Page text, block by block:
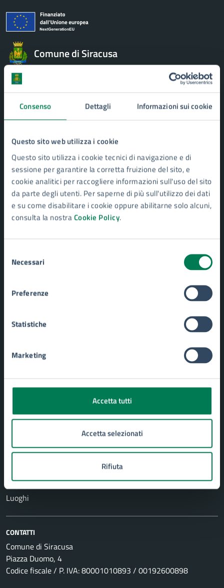
Consenso Dettagli Informazioni sui cookie
Questo sito web utilizza i cookie
Questo sito utilizza i cookie tecnici di navigazione e di
sessione per garantire la corretta fruizione del sito, e
cookie analitici per raccogliere informazioni sull'uso del sito
da parte degli utenti. Per saperne di più sull'utilizzo dei dati
e su come disabilitare i cookie oppure abilitarne solo alcuni,
consulta la nostraCookie Policy.
delNecessari
Preferenze
Statistiche
Marketing
Accetta tutti
Accetta selezionati
Rifiuta
Comune di Siracusa
AMMINISTRAZIONE
Uffici
Organi di governo
Politici
Personale amministrativo
Enti e fondazioni
Documenti e Dati
CATEGORIE DI SERVIZIO
Ambiente
Catasto e urbanistica
Cultura e tempo libero
Giustizia e sicurezza pubblica
Salute, benessere e assistenza
Turismo
Notizie
Eventi
Luoghi
CONTATTI
Comune di Siracusa
Piazza Duomo, 4
Codice fiscale / P. IVA: 80001010893 / 00192600898